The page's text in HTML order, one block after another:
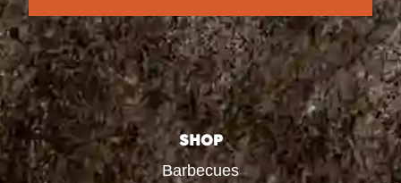
SHOP
Barbecues